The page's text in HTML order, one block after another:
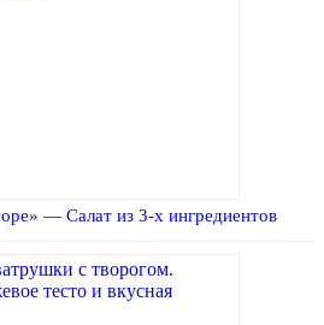
— Салат из 3-х ингредиентов